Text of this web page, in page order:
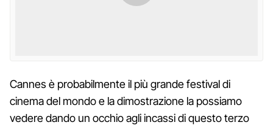
Cannes è probabilmente il più grande festival di
cinema del mondo e la dimostrazione la possiamo
vedere dando un occhio agli incassi di questo terzo